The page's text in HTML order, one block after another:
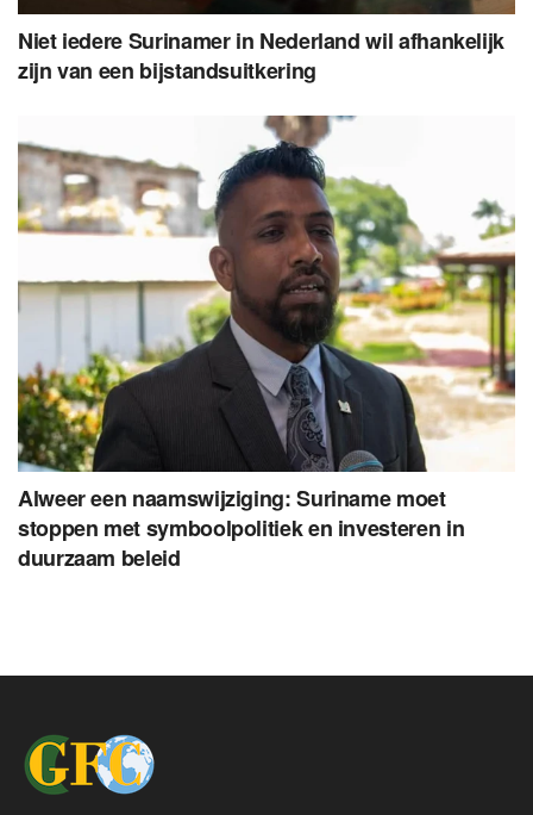
Niet iedere Surinamer in Nederland wil afhankelijk
zijn van een bijstandsuitkering
Alweer een naamswijziging: Suriname moet
stoppen met symboolpolitiek en investeren in
duurzaam beleid